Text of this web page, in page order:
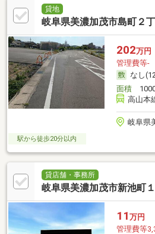
貸地
岐阜県美濃加茂市島町２
202万円
管理費等-
なし
面積
高山本
岐阜県
駅から徒歩20分以内
貸店舗・事務所
岐阜県美濃加茂市新池町
11 万円
管理費等